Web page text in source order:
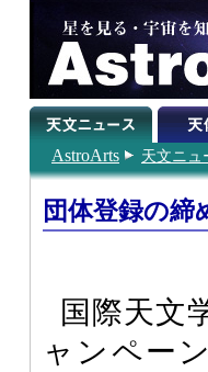
AstroArts 天文ニュ
団体登録の締
国際天文
ャンペー